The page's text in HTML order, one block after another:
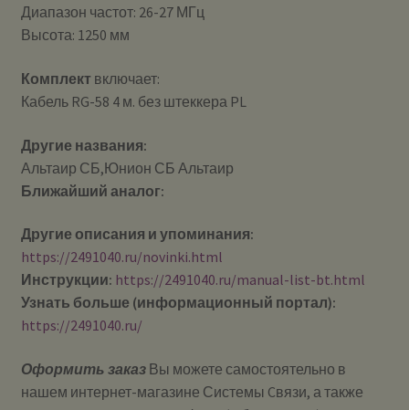
Диапазон частот: 26-27 МГц
Высота: 1250 мм
Комплектвключает:
Кабель RG-58 4 м. без штеккера PL
Другие названия:
Альтаир СБ,Юнион СБ Альтаир
Ближайший аналог:
Другие описания и упоминания:
https://2491040.ru/novinki.html
Инструкции: https://2491040.ru/manual-list-bt.html
Узнать больше (информационный портал):
https://2491040.ru/
Оформить заказВы можете самостоятельно в
нашем интернет-магазине Системы Cвязи, а также